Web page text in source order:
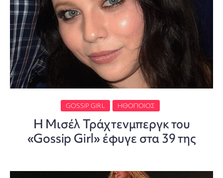
GOSSIP GIRL ΗΘΟΠΟΙΌΣ
Η Μισέλ Τράχτενμπεργκ του
«Gossip Girl» έφυγε στα 39 της